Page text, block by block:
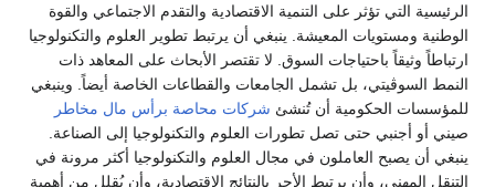
الرئيسية التي تؤثر على التنمية الاقتصادية والتقدم الاجتماعي والقوة
الوطنية ومستويات المعيشة. ينبغي أن يرتبط تطوير العلوم والتكنولوجيا
ارتباطاً وثيقاً باحتياجات السوق. لا تقتصر الأبحاث على المعاهد ذات
النمط السوڤيتي، بل تشمل الجامعات والقطاعات الخاصة أيضاً. وينبغي
للمؤسسات الحكومية أن تُنشئ شركات محاصة برأس مال مخاطر
صيني أو أجنبي حتى تصل تطورات العلوم والتكنولوجيا إلى الصناعة.
ينبغي أن يصبح العاملون في مجال العلوم والتكنولوجيا أكثر مرونة في
التنقل المهني، وأن يرتبط الأجر بالنتائج الاقتصادية، وأن يُقلل من أهمية